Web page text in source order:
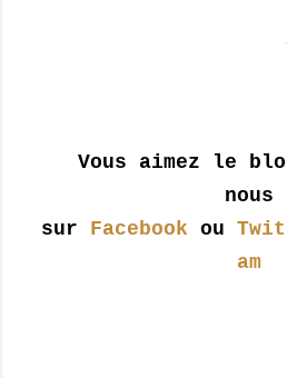
Vous aimez le
nous
sur Facebook ou
am